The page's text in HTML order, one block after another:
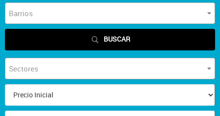
Barrios
BUSCAR
Sectores